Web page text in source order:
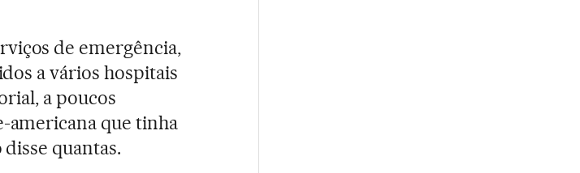
de emergência,
a vários hospitais
a poucos
americana que tinha
quantas.